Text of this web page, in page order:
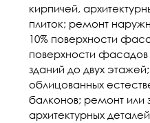
кирпичей,
плиток; ремонт
10% поверхности
поверхности
зданий до двух
облицованных
балконов; ремонт или
архитектурных